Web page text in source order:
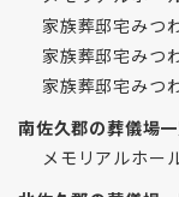
家族葬邸宅みつ
家族葬邸宅みつ
家族葬邸宅みつ
南佐久郡の葬儀場
メモリアルホー